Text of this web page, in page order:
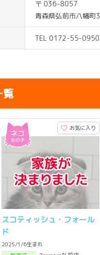
〒 036-8057
青森県弘前市八幡町
TEL 0172-55-0950
覧
お気に入り
スコティッシュ・フォール
ド
2025/1/6生まれ